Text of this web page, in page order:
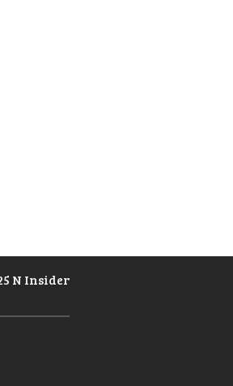
N Insider